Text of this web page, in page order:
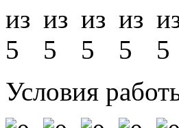
Условия